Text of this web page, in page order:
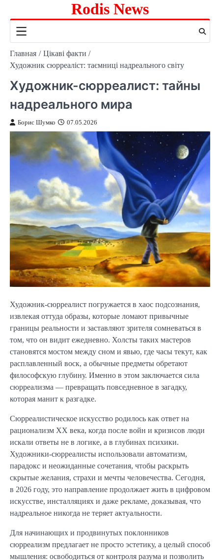
содержимому
Rodis News
Главная
Цікаві факти
Художник сюрреаліст: таємниці надреального світу
Художник-сюрреалист: тайны
надреального мира
Борис Шумко 07.05.2026
Художник-сюрреалист погружается в хаос подсознания,
извлекая оттуда образы, которые ломают привычные
границы реальности и заставляют зрителя сомневаться в
том, что он видит ежедневно. Холсты таких мастеров
становятся мостом между сном и явью, где часы текут, как
расплавленный воск, а обычные предметы обретают
философскую глубину. Именно в этом заключается сила
сюрреализма — превращать повседневное в загадку,
которая манит к разгадке.
Сюрреалистическое искусство родилось как ответ на
рационализм XX века, когда после войн и кризисов люди
искали ответы не в логике, а в глубинах психики.
Художники-сюрреалисты использовали автоматизм,
парадокс и неожиданные сочетания, чтобы раскрыть
скрытые желания, страхи и мечты человечества. Сегодня,
в 2026 году, это направление продолжает жить в цифровом
искусстве, инсталляциях и даже рекламе, доказывая, что
надреальное никогда не теряет актуальности.
Для начинающих и продвинутых поклонников
сюрреализм предлагает не просто эстетику, а целый способ
мышления: освободиться от контроля разума и позволить